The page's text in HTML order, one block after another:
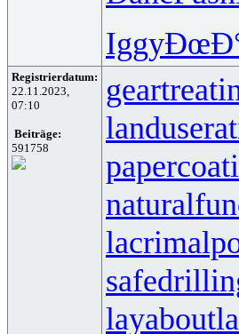
Iggy
Registrierdatum:
22.11.2023,
07:10
Beiträge:
591758
layabout